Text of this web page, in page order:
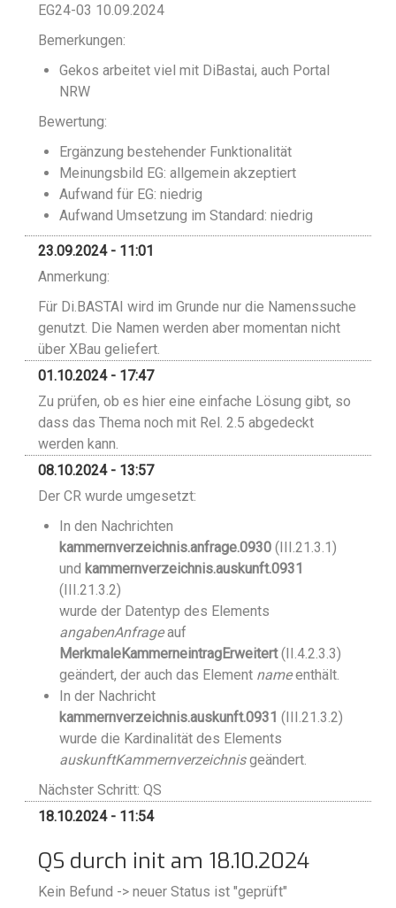
EG24-03 10.09.2024
Bemerkungen:
Gekos arbeitet viel mit DiBastai, auch Portal
NRW
Bewertung:
Ergänzung bestehender Funktionalität
Meinungsbild EG: allgemein akzeptiert
Aufwand für EG: niedrig
Aufwand Umsetzung im Standard: niedrig
23.09.2024 - 11:01
Anmerkung:
Für Di.BASTAI wird im Grunde nur die Namenssuche
genutzt. Die Namen werden aber momentan nicht
über XBau geliefert.
01.10.2024 - 17:47
Zu prüfen, ob es hier eine einfache Lösung gibt, so
dass das Thema noch mit Rel. 2.5 abgedeckt
werden kann.
08.10.2024 - 13:57
Der CR wurde umgesetzt:
In den Nachrichten
kammernverzeichnis.anfrage.0930 (III.21.3.1)
und kammernverzeichnis.auskunft.0931
(III.21.3.2)
wurde der Datentyp des Elements
angabenAnfrageauf
MerkmaleKammerneintragErweitert(II.4.2.3.3)
geändert, der auch das Element nameenthält.
In der Nachricht
kammernverzeichnis.auskunft.0931 (III.21.3.2)
wurde die Kardinalität des Elements
auskunftKammernverzeichnisgeändert.
Nächster Schritt: QS
18.10.2024 - 11:54
QS durch init am 18.10.2024
Kein Befund -> neuer Status ist "geprüft"